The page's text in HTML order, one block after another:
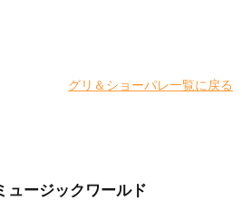
グリ＆ショーパレ一覧に戻る
ュージックワールド